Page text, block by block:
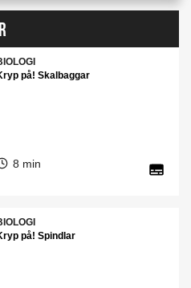
på! Skalbaggar
8 min
på! Spindlar